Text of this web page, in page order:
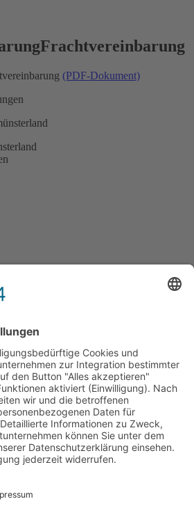
Frachtvereinbarung
(PDF-Dokument)